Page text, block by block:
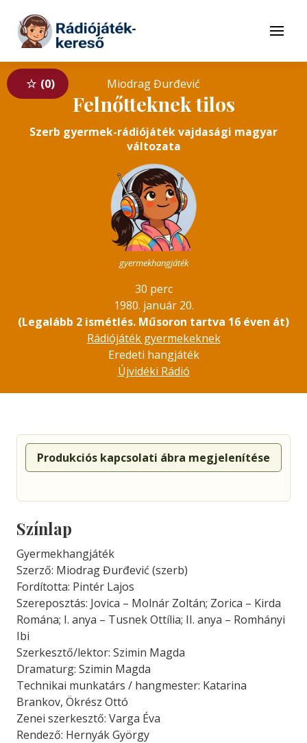
Tovább a tartalomhoz
Menü
0 Miodrag Đurđević
Felnőtteknek tilos
Szerb gyermek-rádiójáték vajdasági magyar
változata
gyermekhangjáték
30 perc
1980. január 20.
(Legalább 2 ismétlés. Műsoron tartva 16 éven át)
Rádiójáték gyermekeknek
Eredeti hangjáték
Újvidéki Rádió
Produkciós kapcsolati ábra megjelenítése
Színlap
Gyermekhangjáték
Szerző: Miodrag Đurđević (szerb)
Fordította: Pintér Lajos
Szereposztás: Jovica – Molnár Zoltán; Zorica – Kirda
Romána; I. anya – Tusnek Ottília; II. anya – Romhányi
Ibi
Szerkesztő/lektor: Szimin Magda
Dramaturg: Szimin Magda
Technikai munkatárs / hangmester: Katarina
Brankov, Ökrész Ottó
Zenei szerkesztő: Varga Éva
Rendező: Hernyák György